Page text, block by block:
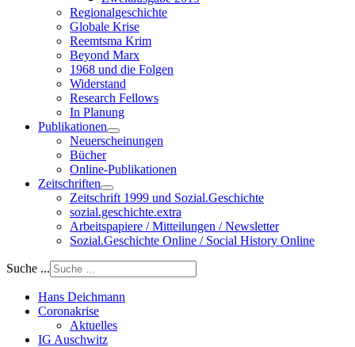
Regionalgeschichte
Globale Krise
Reemtsma Krim
Beyond Marx
1968 und die Folgen
Widerstand
Research Fellows
In Planung
Publikationen
Neuerscheinungen
Bücher
Online-Publikationen
Zeitschriften
Zeitschrift 1999 und Sozial.Geschichte
sozial.geschichte.extra
Arbeitspapiere / Mitteilungen / Newsletter
Sozial.Geschichte Online / Social History Online
Suche ...
Hans Deichmann
Coronakrise
Aktuelles
IG Auschwitz